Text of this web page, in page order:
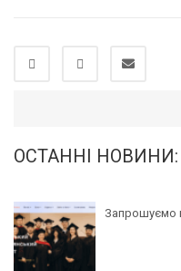
ОСТАННІ НОВИНИ:
Запрошуємо